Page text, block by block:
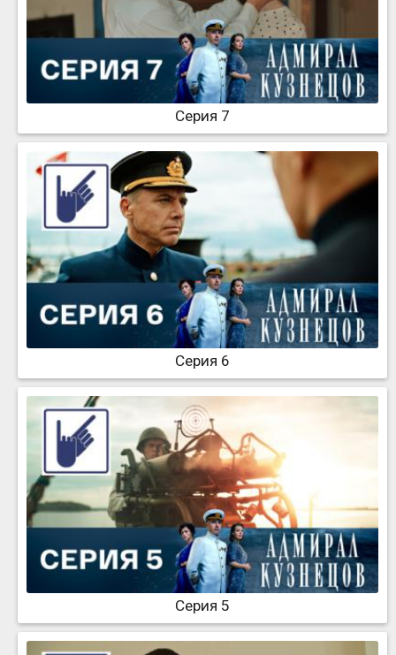
Серия 7
Серия 6
Серия 5